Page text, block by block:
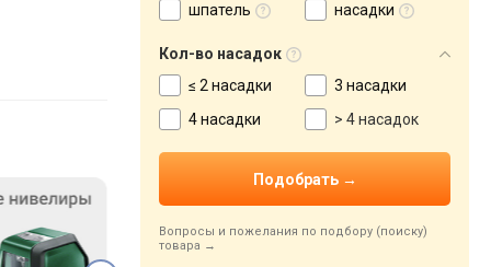
шпатель
насадки
Кол-во насадок
≤ 2 насадки
3 насадки
4 насадки
> 4 насадок
Вопросы и пожелания по подбору (поиску)
товара